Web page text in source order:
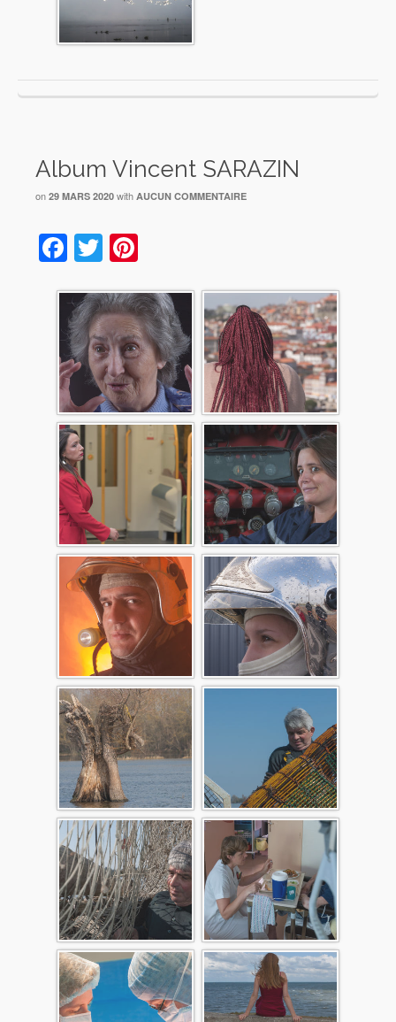
Album Vincent SARAZIN
on 29 MARS 2020 with AUCUN COMMENTAIRE
Facebook
Twitter